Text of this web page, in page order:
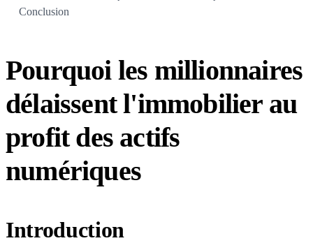
Conclusion
Pourquoi les millionnaires
délaissent l'immobilier au
profit des actifs
numériques
Introduction